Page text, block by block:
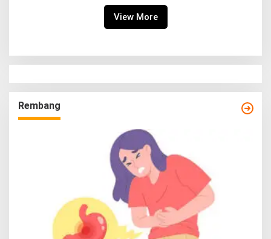
View More
Rembang